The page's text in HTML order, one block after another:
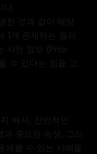
다.
한 것과 같이 해당
1개 존재하는 등의
사전 정보 (Prior
수 있다는 점을 고
해서, 전반적인
중요한 속성, 그리
해볼 수 있는 사례들